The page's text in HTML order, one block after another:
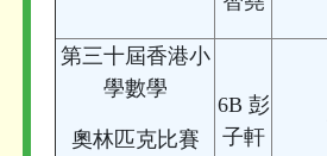
第三十屆香港小
學數學
奧林匹克比賽
6B 彭
子軒